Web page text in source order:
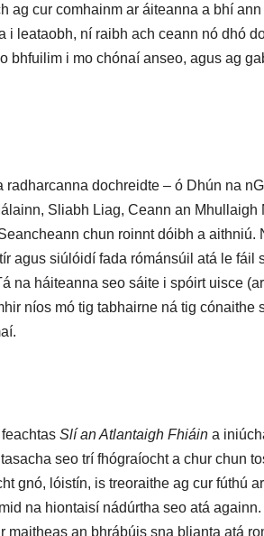
ag cur comhainm ar áiteanna a bhí
leataobh, ní raibh ach ceann nó dhó
bhfuilim i mo chónaí anseo, agus ag
dochreidte – ó Dhún na
Sliabh Liag, Ceann an Mhullaigh
chun roinnt dóibh a aithniú.
agus siúlóidí fada rómánsúil atá le fáil
na háiteanna seo sáite i spóirt uisce
níos mó tig tabhairne ná tig cónaithe
Slí an Atlantaigh Fhiáin a
seo trí fhógraíocht a chur chun
gnó, lóistín, is treoraithe ag cur fúthú
na hiontaisí nádúrtha seo atá
maitheas an bhrábúis sna blianta atá